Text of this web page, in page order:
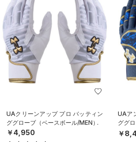
UAクリーンアップ プロ バッティン
ググローブ（ベースボール/MEN）
￥4,950
UAア
ググ
ル/
￥